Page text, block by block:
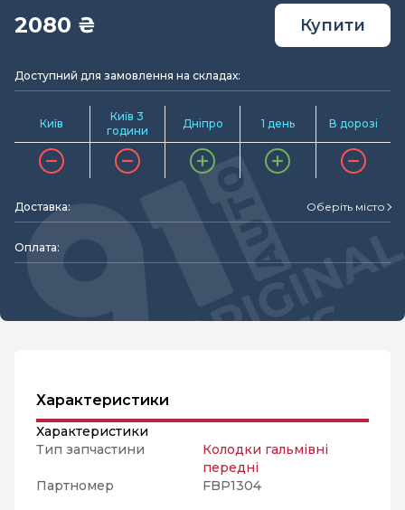
2080 ₴ Купити
Доступний для замовлення на складах:
Київ
Київ 3
години
Дніпро 1 день В дорозі
Доставка: Оберіть місто
Оплата:
Характеристики
Характеристики
Тип запчастини
Колодки гальмівні
передні
Партномер
FBP1304